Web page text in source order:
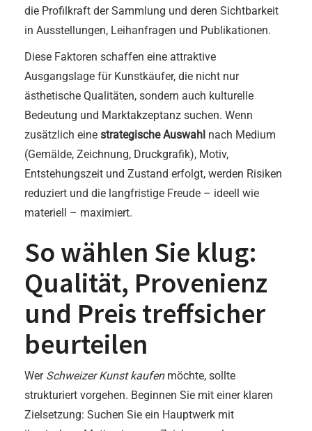
die Profilkraft der Sammlung und deren Sichtbarkeit
in Ausstellungen, Leihanfragen und Publikationen.
Diese Faktoren schaffen eine attraktive
Ausgangslage für Kunstkäufer, die nicht nur
ästhetische Qualitäten, sondern auch kulturelle
Bedeutung und Marktakzeptanz suchen. Wenn
zusätzlich eine strategische Auswahl nach Medium
(Gemälde, Zeichnung, Druckgrafik), Motiv,
Entstehungszeit und Zustand erfolgt, werden Risiken
reduziert und die langfristige Freude – ideell wie
materiell – maximiert.
So wählen Sie klug:
Qualität, Provenienz
und Preis treffsicher
beurteilen
Wer Schweizer Kunst kaufenmöchte, sollte
strukturiert vorgehen. Beginnen Sie mit einer klaren
Zielsetzung: Suchen Sie ein Hauptwerk mit